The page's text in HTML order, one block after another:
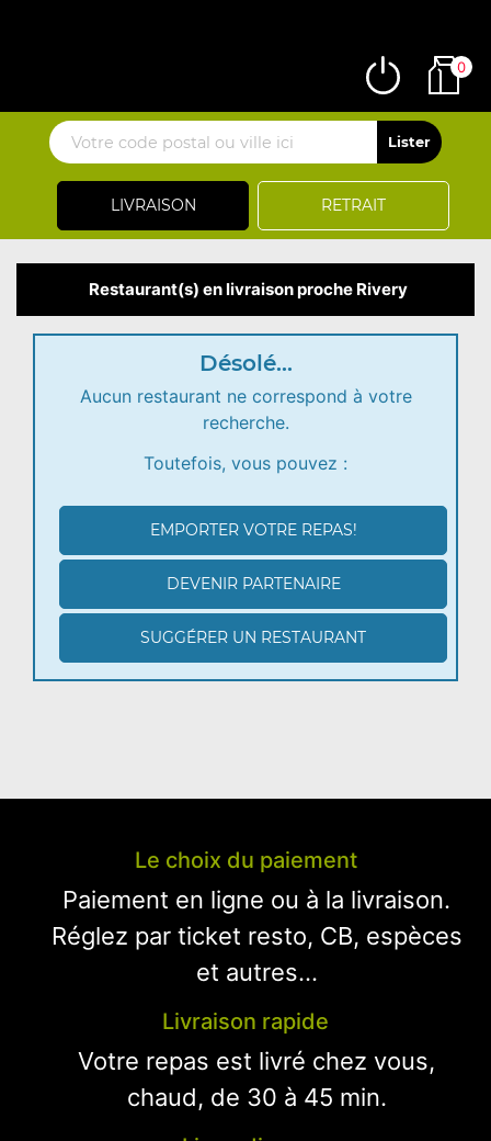
LIVRAISON RETRAIT
0
Restaurant(s) en livraison proche Rivery
Désolé...
Aucun restaurant ne correspond à votre
recherche.
Toutefois, vous pouvez :
EMPORTER VOTRE REPAS!
DEVENIR PARTENAIRE
SUGGÉRER UN RESTAURANT
Le choix du paiement
Paiement en ligne ou à la livraison.
Réglez par ticket resto, CB, espèces
et autres...
Livraison rapide
Votre repas est livré chez vous,
chaud, de 30 à 45 min.